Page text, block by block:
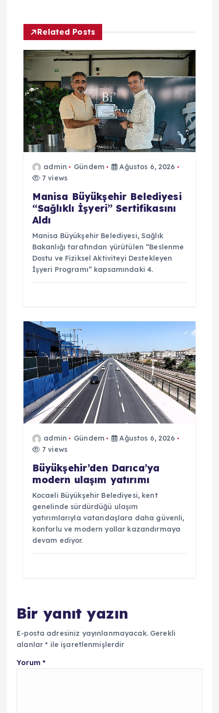
e
z
n
m
e
Related Posts
admin Gündem
Ağustos 6, 2026
7 views
Manisa Büyükşehir Belediyesi
“Sağlıklı İşyeri” Sertifikasını
Aldı
Manisa Büyükşehir Belediyesi, Sağlık
Bakanlığı tarafından yürütülen “Beslenme
Dostu ve Fiziksel Aktiviteyi Destekleyen
İşyeri Programı” kapsamındaki 4.
admin Gündem
Ağustos 6, 2026
7 views
Büyükşehir’den Darıca’ya
modern ulaşım yatırımı
Kocaeli Büyükşehir Belediyesi, kent
genelinde sürdürdüğü ulaşım
yatırımlarıyla vatandaşlara daha güvenli,
konforlu ve modern yollar kazandırmaya
devam ediyor.
Bir yanıt yazın
E-posta adresiniz yayınlanmayacak. Gerekli
alanlar* ile işaretlenmişlerdir
Yorum *